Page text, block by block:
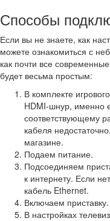
Способы
Если вы не знаете, как
можете ознакомиться с
как почти все
будет весьма простым:
В комплекте
HDMI-шнур, именно
соответствующему
кабеля
магазине.
Подаем питание.
Подсоединяем
к интернету. Если
кабель Ethernet.
Включаем приставку.
В настройках